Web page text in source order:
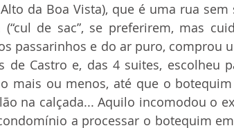
da Boa Vista), que é uma rua
(“cul de sac”, se preferirem, mas
passarinhos e do ar puro, comprou
mais ou menos, até que o
na calçada... Aquilo incomodou o
a processar o botequim